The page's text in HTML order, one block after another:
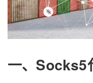
一、Socks5